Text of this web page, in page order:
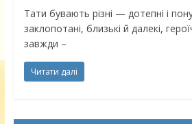
Тати бувають різні — дотепні і
заклопотані, близькі й далекі,
завжди –
Читати далі